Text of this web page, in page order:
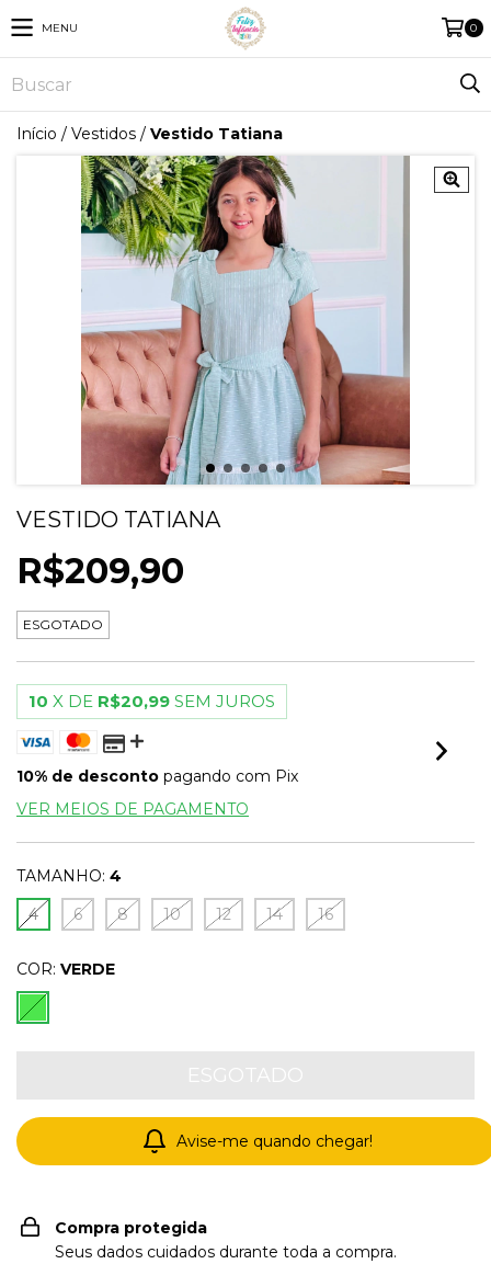
MENU 0
Início / Vestidos / Vestido Tatiana
VESTIDO TATIANA
R$209,90
ESGOTADO
10 X DE R$20,99 SEM JUROS
10% de desconto pagando com Pix
VER MEIOS DE PAGAMENTO
TAMANHO: 4
4
6 8 10 12 14 16
COR: VERDE
Avise-me quando chegar!
Compra protegida
Seus dados cuidados durante toda a compra.